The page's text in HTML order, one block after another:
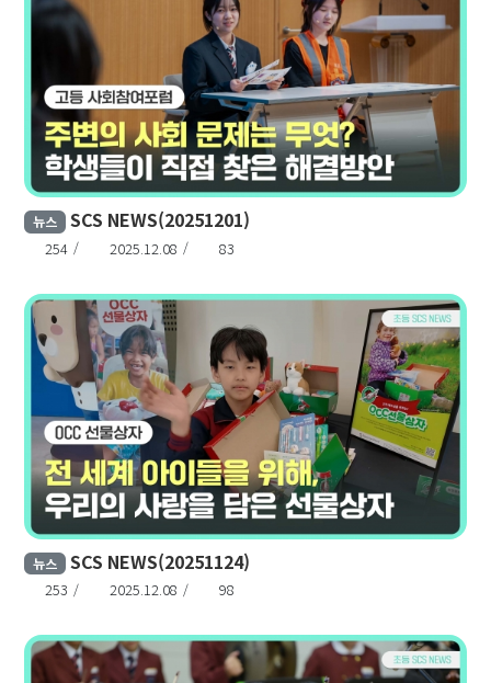
뉴스 SCS NEWS(20251201)
254 2025.12.08 83
뉴스 SCS NEWS(20251124)
253 2025.12.08 98